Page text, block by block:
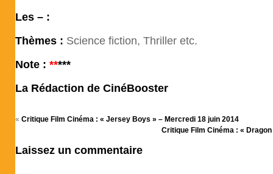
Les – :
Thèmes : Science fiction, Thriller etc.
Note : *****
La Rédaction de CinéBooster
« Critique Film Cinéma : « Jersey Boys » – Mercredi 18 juin 2014
Critique Film Cinéma : «
Laissez un commentaire